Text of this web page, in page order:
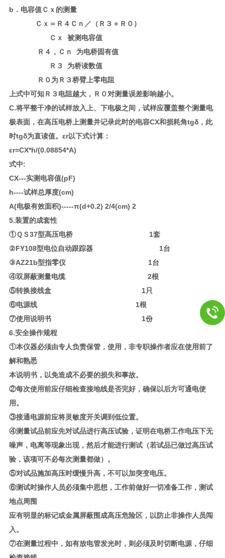
b．电容值Ｃｘ的测量
Ｃｘ＝Ｒ４Ｃｎ／（Ｒ３＋Ｒ０）
Ｃｘ 被测电容值
Ｒ４，Ｃｎ 为电桥固有值
Ｒ３ 为桥读数值
Ｒ０为Ｒ３桥臂上零电阻
上式中可知Ｒ３电阻越大，Ｒ０对测量误差影响越小。
C.将平整干净的试样放入上、下电极之间，试样应覆盖整个测量电
极表面，在高压电桥上测量并记录此时的电容CX和损耗角tgδ，此
时tgδ为直读值。εr以下式计算：
εr=CX*h/(0.08854*A)
式中:
CX---实测电容值(pF)
h----试样总厚度(cm)
A(电极有效面积)-----π(d+0.2) 2/4(cm) 2
5.装置的成套性
①ＱＳ37型高压电桥 1套
②FY108型电位自动跟踪器 1台
③AZ21b型指零仪 1台
④双屏蔽测量电缆 2根
⑤转换接线盒 1只
⑥电源线 1根
⑦使用说明书 1份
6.安全操作规程
①本仪器必须由专人负责保管，使用，非专职操作者应在使用前了
解和熟悉
本说明书，以免造成不必要的损失和事故。
②每次使用前应仔细检查接地线是否完好，确保以后方可通电使
用。
③接通电源前应将灵敏度开关调到低位置。
④测量试品前应先对试品进行高压试验，证明在电桥工作电压下无
噪声，电离等现象出现，然后才能进行测试（若试品已做过高压试
验，该项可不必每次测量都做）。
⑤对试品施加高压时缓慢升高，不可以加突变电压。
⑥测试时操作人员必须集中思想，工作前做好一切准备工作，测试
地点周围
应有明显的标记或金属屏蔽围成高压危险区，以防止非操作人员闯
入。
⑦在测量过程中，如有放电管发光时，则必须及时切断电源，仔细